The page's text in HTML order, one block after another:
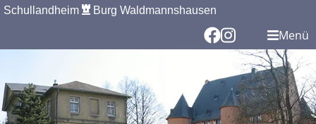
Schullandheim Burg Waldmannshausen
Menü